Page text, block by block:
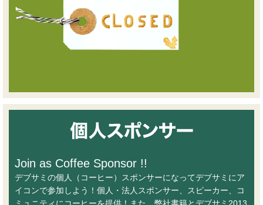
Join as Coffee Sponsor !!
デブサミの個人（コーヒー）スポンサーになってデブサミにア
イコンで参加しよう！個人・法人スポンサー、スピーカー、コ